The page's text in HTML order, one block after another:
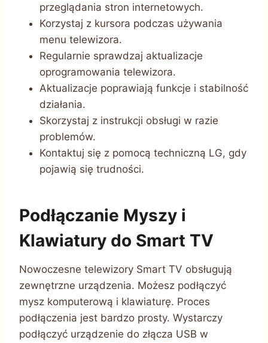
przeglądania stron internetowych.
Korzystaj z kursora podczas używania
menu telewizora.
Regularnie sprawdzaj aktualizacje
oprogramowania telewizora.
Aktualizacje poprawiają funkcje i stabilność
działania.
Skorzystaj z instrukcji obsługi w razie
problemów.
Kontaktuj się z pomocą techniczną LG, gdy
pojawią się trudności.
Podłączanie Myszy i
Klawiatury do Smart TV
Nowoczesne telewizory Smart TV obsługują
zewnętrzne urządzenia. Możesz podłączyć
mysz komputerową i klawiaturę. Proces
podłączenia jest bardzo prosty. Wystarczy
podłączyć urządzenie do złącza USB w